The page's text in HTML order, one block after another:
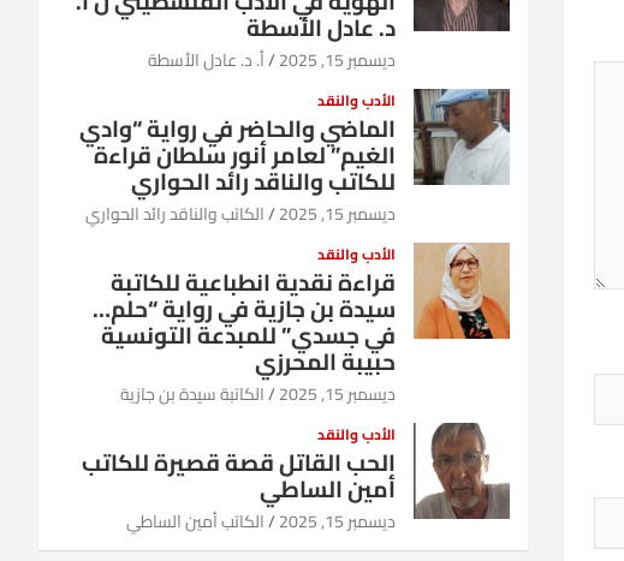
د. عادل الأسطة
ديسمبر 15, 2025 أ. د. عادل الأسطة
الأدب والنقد
الماضي والحاضر في رواية “وادي
الغيم” لعامر أنور سلطان قراءة
للكاتب والناقد رائد الحواري
ديسمبر 15, 2025 الكاتب والناقد رائد الحواري
الأدب والنقد
قراءة نقدية انطباعية للكاتبة
سيدة بن جازية في رواية “حلم…
في جسدي” للمبدعة التونسية
حبيبة المحرزي
ديسمبر 15, 2025 الكاتبة سيدة بن جازية
الأدب والنقد
الحب القاتل قصة قصيرة للكاتب
أمين الساطي
ديسمبر 15, 2025 الكاتب أمين الساطي